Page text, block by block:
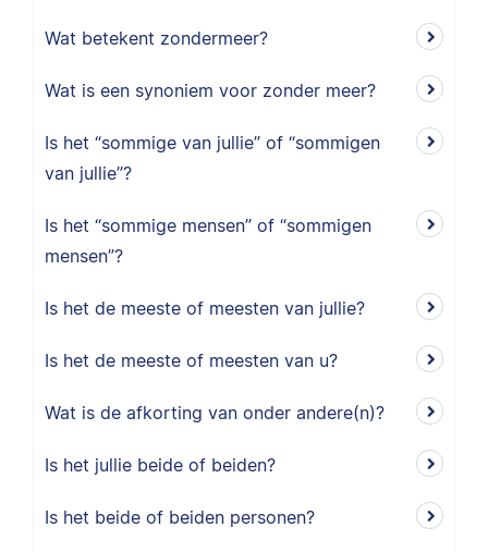
Wat betekent zondermeer?
Wat is een synoniem voor zonder meer?
Is het “sommige van jullie” of “sommigen
van jullie”?
Is het “sommige mensen” of “sommigen
mensen”?
Is het de meeste of meesten van jullie?
Is het de meeste of meesten van u?
Wat is de afkorting van onder andere(n)?
Is het jullie beide of beiden?
Is het beide of beiden personen?